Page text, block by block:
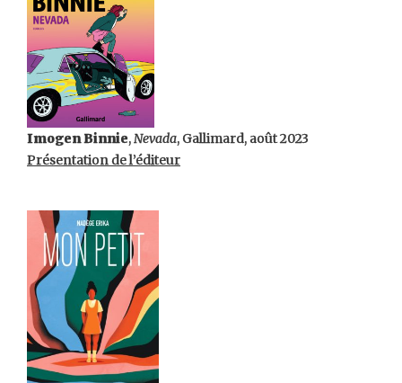
Imogen Binnie,Nevada, Gallimard, août 2023
Présentation de l’éditeur